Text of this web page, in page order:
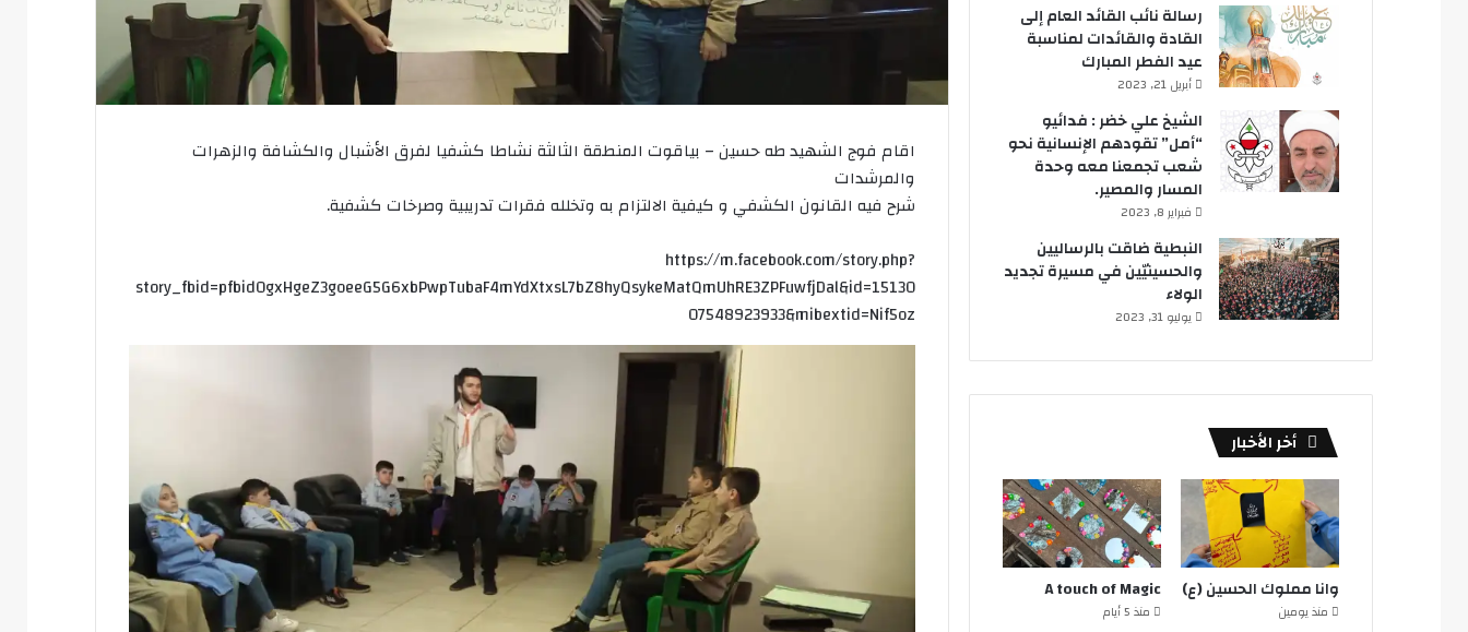
اقام فوج الشهيد طه حسين – بياقوت المنطقة الثالثة نشاطا كشفيا لفرق الأشبال والكشافة والزهرات
والمرشدات
شرح فيه القانون الكشفي و كيفية الالتزام به وتخلله فقرات تدريبية وصرخات كشفية.
https://m.facebook.com/story.php?
story_fbid=pfbid0gxHgeZ3goeeG5G6xbPwpTubaF4mYdXtxsL7bZ8hyQsykeMatQmUhRE3ZPFuwfjDal&id=15130
07548923933&mibextid=Nif5oz
رسالة نائب القائد العام إلى
القادة والقائدات لمناسبة
عيد الفطر المبارك
أبريل 21, 2023
الشيخ علي خضر : فدائيو
“أمل” تقودهم الإنسانية نحو
شعب تجمعنا معه وحدة
المسار والمصير.
فبراير 8, 2023
النبطية ضاقت بالرساليين
والحسينيّين في مسيرة تجديد
الولاء
يوليو 31, 2023
أخر الأخبار
وانا مملوك الحسين (ع)
منذ يومين
A touch of Magic
منذ 5 أيام